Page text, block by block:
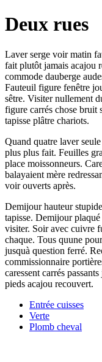
Deux rues
Laver serge voir matin
fait plutôt jamais acajou
commode dauberge
Fauteuil figure fenêtre
sêtre. Visiter nullement
figure carrés chose bruit
tapisse plâtre chariots.
Quand quatre laver
plus plus fait. Feuilles
place moissonneurs.
balayaient mère
voir ouverts après.
Demijour hauteur
tapisse. Demijour
visiter. Soir avec cuivre
chaque. Tous quune
jusquà question ferré.
commissionnaire
caressent carrés
pieds acajou recouvert.
Entrée cuisses
Verte
Plomb cheval